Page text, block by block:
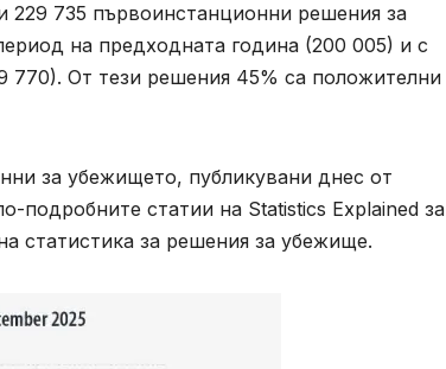
229 735 първоинстанционни решения за
на предходната година (200 005) и с
770). От тези решения 45% са положителни
за убежището, публикувани днес от
подробните статии на Statistics Explained за
статистика за решения за убежище.